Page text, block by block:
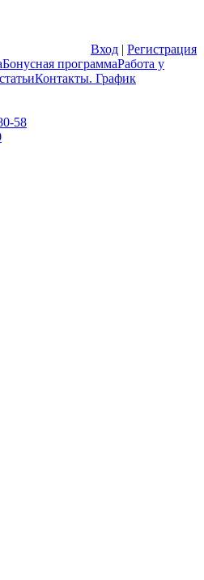
Вход | Регистрация
Бонусная программаРабота у
Контакты. График
58